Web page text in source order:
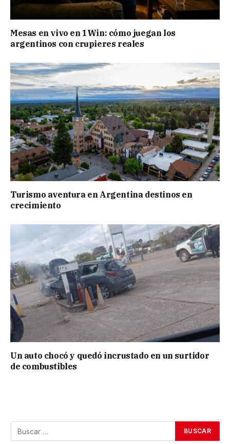
Mesas en vivo en 1Win: cómo juegan los
argentinos con crupieres reales
Turismo aventura en Argentina destinos en
crecimiento
Un auto chocó y quedó incrustado en un surtidor
de combustibles